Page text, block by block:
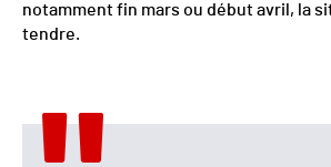
notamment fin mars ou début avril, la
tendre.